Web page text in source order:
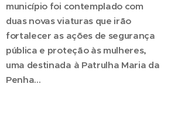
município foi contemplado com
duas novas viaturas que irão
fortalecer as ações de segurança
pública e proteção às mulheres,
uma destinada à Patrulha Maria da
Penha...